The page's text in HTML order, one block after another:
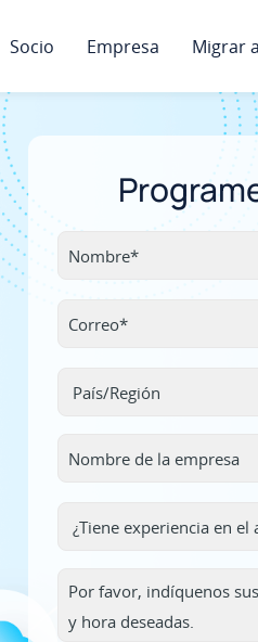
Socio Empresa Migrar